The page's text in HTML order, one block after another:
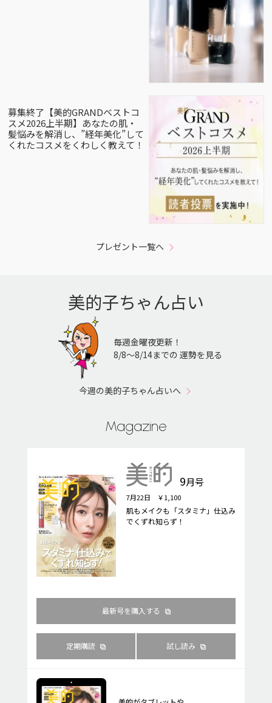
募集終了【美的GRANDベストコ
スメ2026上半期】あなたの肌・
髪悩みを解消し、”経年美化”して
くれたコスメをくわしく教えて！
プレゼント一覧へ
美的子ちゃん占い
毎週金曜夜更新！
8/8〜8/14までの 運勢を見る
今週の美的子ちゃん占いへ
Magazine
9月号
7月22日 ￥1,100
肌もメイクも「スタミナ」仕込み
でくずれ知らず！
最新号を購入する
定期購読 試し読み